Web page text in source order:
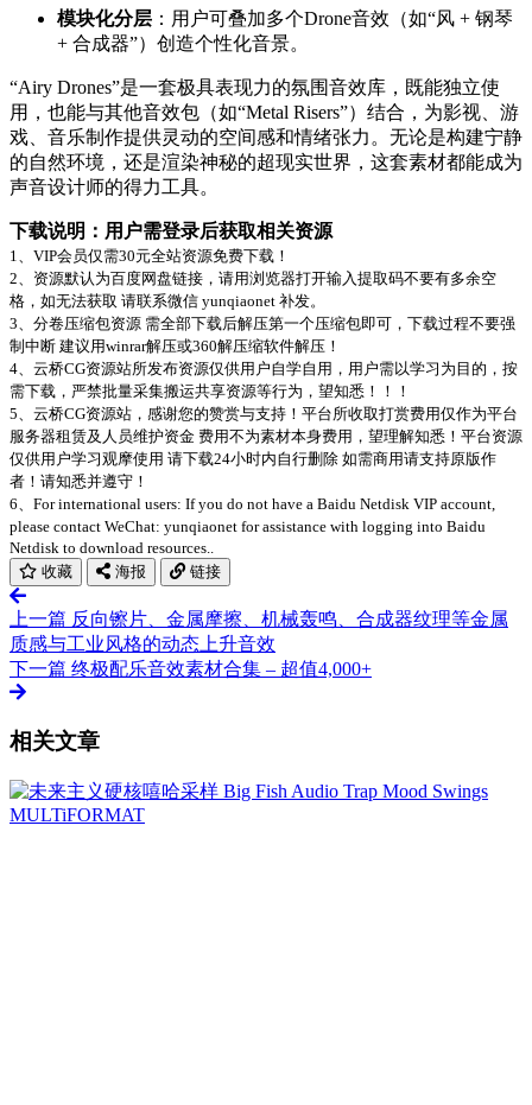
模块化分层 ：用户可叠加多个Drone音效（如“风 + 钢琴
+ 合成器”）创造个性化音景。
“Airy Drones”是一套极具表现力的氛围音效库，既能独立使
用，也能与其他音效包（如“Metal Risers”）结合，为影视、游
戏、音乐制作提供灵动的空间感和情绪张力。无论是构建宁静
的自然环境，还是渲染神秘的超现实世界，这套素材都能成为
声音设计师的得力工具。
下载说明：用户需登录后获取相关资源
1、VIP会员仅需30元全站资源免费下载！
2、资源默认为百度网盘链接，请用浏览器打开输入提取码不要有多余空
格，如无法获取 请联系微信 yunqiaonet 补发。
3、分卷压缩包资源 需全部下载后解压第一个压缩包即可，下载过程不要强
制中断 建议用winrar解压或360解压缩软件解压！
4、云桥CG资源站所发布资源仅供用户自学自用，用户需以学习为目的，按
需下载，严禁批量采集搬运共享资源等行为，望知悉！！！
5、云桥CG资源站，感谢您的赞赏与支持！平台所收取打赏费用仅作为平台
服务器租赁及人员维护资金 费用不为素材本身费用，望理解知悉！平台资源
仅供用户学习观摩使用 请下载24小时内自行删除 如需商用请支持原版作
者！请知悉并遵守！
6、For international users: If you do not have a Baidu Netdisk VIP account,
please contact WeChat: yunqiaonet for assistance with logging into Baidu
Netdisk to download resources..
收藏
海报 链接
上一篇 反向镲片、金属摩擦、机械轰鸣、合成器纹理等金属
质感与工业风格的动态上升音效
下一篇 终极配乐音效素材合集 – 超值4,000+
相关文章